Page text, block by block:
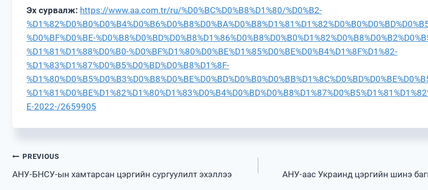
Эх сурвалж: https://www.aa.com.tr/ru/%D0%BC%D0%B8%D1%80/%D0%B2-
%D0%BF%D0%BE-
%D1%81%D1%88%D0%B0-%D0%BF%D1%80%D0%BE%D1%85%D0%BE%D0%B4%D1%8F%D1%82-
%D1%83%D1%87%D0%B5%D0%BD%D0%B8%D1%8F-
E-2022-/2659905
Post
navigation
PREVIOUS
АНУ-БНСУ-ын хамтарсан цэргийн сургуулилт эхэллээ АНУ-аас Украинд цэргийн шинэ